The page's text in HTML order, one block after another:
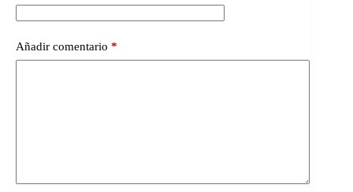
Añadir comentario *